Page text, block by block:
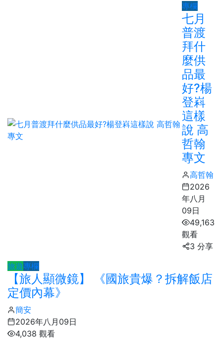
專欄
七月
普渡
拜什
麼供
品最
好?楊
登嵙
這樣
說 高
哲翰
專文
高哲翰
2026
年八月
09日
49,163
觀看
3 分享
旅遊專欄
【旅人顯微鏡】 《國旅貴爆？拆解飯店
定價內幕》
簡安
2026年八月09日
4,038 觀看